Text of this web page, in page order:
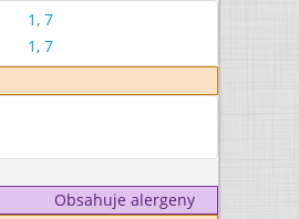
1, 7
1, 7
Obsahuje alergeny